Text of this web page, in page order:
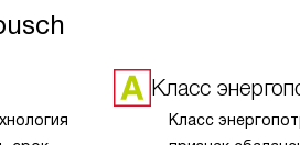
Класс
Класс